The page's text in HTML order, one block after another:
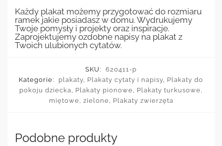
Każdy plakat możemy przygotować do rozmiaru
ramek jakie posiadasz w domu. Wydrukujemy
Twoje pomysły i projekty oraz inspiracje.
Zaprojektujemy ozdobne napisy na plakat z
Twoich ulubionych cytatów.
SKU:
620411-p
Kategorie:
plakaty, Plakaty cytaty i napisy, Plakaty do
pokoju dziecka, Plakaty pionowe, Plakaty turkusowe,
miętowe, zielone, Plakaty zwierzęta
Podobne produkty